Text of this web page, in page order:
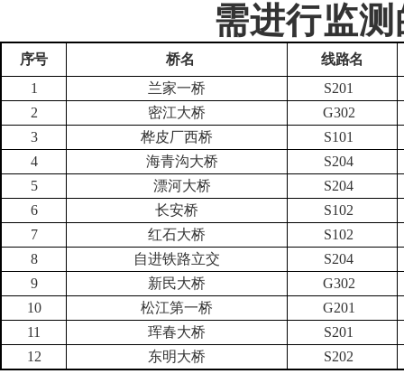
需进行监
序号 桥名
线路名
1
兰家一桥
S201
2
密江大桥
G302
3
桦皮厂西桥
S101
4
海青沟大桥
S204
5
漂河大桥
S204
6
长安桥
S102
7
红石大桥
S102
8
自进铁路立交
S204
9
新民大桥
G302
10
松江第一桥
G201
11
珲春大桥
S201
12
东明大桥 S202